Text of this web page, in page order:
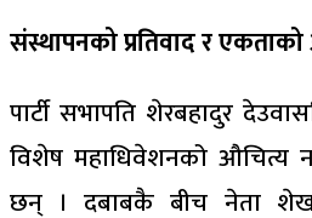
संस्थापनको प्रतिवाद र
पार्टी सभापति शेरबहादुर
विशेष महाधिवेशनको औचित्य
छन् । दबाबकै बीच नेता